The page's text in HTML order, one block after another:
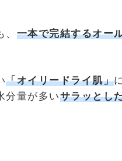
一本で完結するオー
「オイリードライ肌」
分量が多いサラッとし